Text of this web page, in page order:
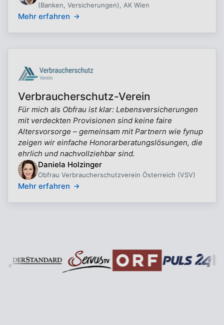
(Banken, Versicherungen), AK Wien
Mehr erfahren
Verbraucherschutz-Verein
Für mich als Obfrau ist klar: Lebensversicherungen
mit verdeckten Provisionen sind keine faire
Altersvorsorge – gemeinsam mit Partnern wie fynup
zeigen wir einfache Honorarberatungslösungen, die
ehrlich und nachvollziehbar sind.
Daniela Holzinger
Obfrau Verbraucherschutzverein Österreich (VSV)
Mehr erfahren